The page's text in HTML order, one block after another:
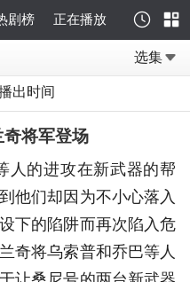
剧榜 正在播放
选集
出时间
将军登场
人的进攻在新武器的帮
他们却因为不小心落入
下的陷阱而再次陷入危
奇将乌索普和乔巴等人